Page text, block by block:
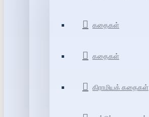
கதைகள்
கதைகள்
கிராமியக் கதைகள்